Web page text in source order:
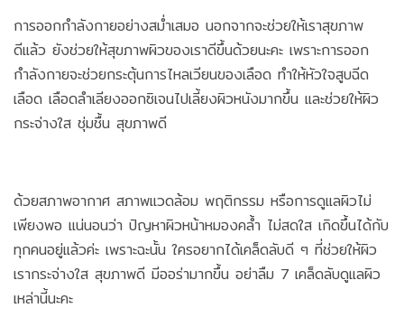
การออกกำลังกายอย่างสม่ำเสมอ นอกจากจะช่วยให้เราสุขภาพ
ดีแล้ว ยังช่วยให้สุขภาพผิวของเราดีขึ้นด้วยนะคะ เพราะการออก
กำลังกายจะช่วยกระตุ้นการไหลเวียนของเลือด ทำให้หัวใจสูบฉีด
เลือด เลือดลำเลียงออกซิเจนไปเลี้ยงผิวหนังมากขึ้น และช่วยให้ผิว
กระจ่างใส ชุ่มชื้น สุขภาพดี
ด้วยสภาพอากาศ สภาพแวดล้อม พฤติกรรม หรือการดูแลผิวไม่
เพียงพอ แน่นอนว่า ปัญหาผิวหน้าหมองคล้ำ ไม่สดใส เกิดขึ้นได้กับ
ทุกคนอยู่แล้วค่ะ เพราะฉะนั้น ใครอยากได้เคล็ดลับดี ๆ ที่ช่วยให้ผิว
เรากระจ่างใส สุขภาพดี มีออร่ามากขึ้น อย่าลืม 7 เคล็ดลับดูแลผิว
เหล่านี้นะคะ